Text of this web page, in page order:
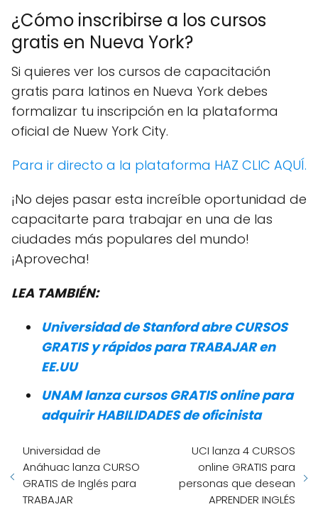
¿Cómo inscribirse a los cursos
gratis en Nueva York?
Si quieres ver los cursos de capacitación
gratis para latinos en Nueva York debes
formalizar tu inscripción en la plataforma
oficial de Nuew York City.
Para ir directo a la plataforma HAZ CLIC AQUÍ.
¡No dejes pasar esta increíble oportunidad de
capacitarte para trabajar en una de las
ciudades más populares del mundo!
¡Aprovecha!
LEA TAMBIÉN:
Universidad de Stanford abre CURSOS
GRATIS y rápidos para TRABAJAR en
EE.UU
UNAM lanza cursos GRATIS online para
adquirir HABILIDADES de oficinista
Universidad de
Anáhuac lanza CURSO
GRATIS de Inglés para
TRABAJAR
UCI lanza 4 CURSOS
online GRATIS para
personas que desean
APRENDER INGLÉS